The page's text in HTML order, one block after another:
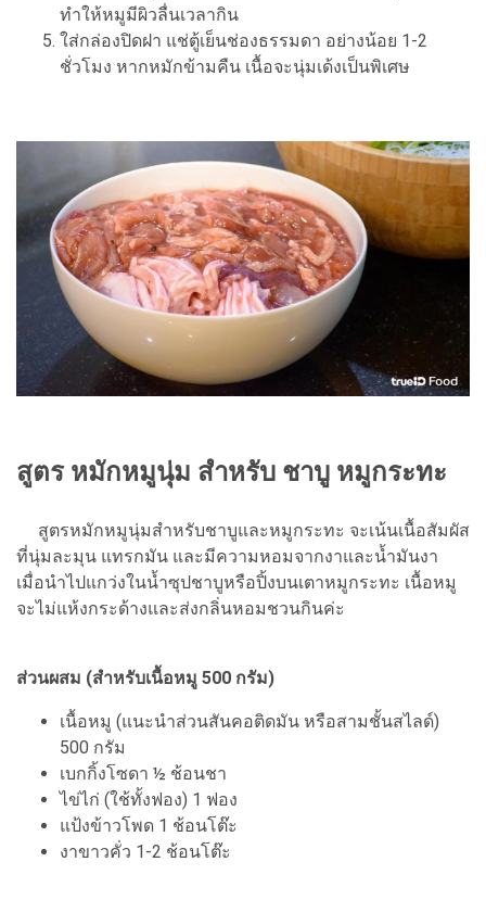
ทำให้หมูมีผิวลื่นเวลากิน
ใส่กล่องปิดฝา แช่ตู้เย็นช่องธรรมดา อย่างน้อย 1-2
ชั่วโมง หากหมักข้ามคืน เนื้อจะนุ่มเด้งเป็นพิเศษ
สูตร หมักหมูนุ่ม สําหรับ ชาบู หมูกระทะ
สูตรหมักหมูนุ่มสำหรับชาบูและหมูกระทะ จะเน้นเนื้อสัมผัส
ที่นุ่มละมุน แทรกมัน และมีความหอมจากงาและน้ำมันงา
เมื่อนำไปแกว่งในน้ำซุปชาบูหรือปิ้งบนเตาหมูกระทะ เนื้อหมู
จะไม่แห้งกระด้างและส่งกลิ่นหอมชวนกินค่ะ
ส่วนผสม (สำหรับเนื้อหมู 500 กรัม)
เนื้อหมู (แนะนำส่วนสันคอติดมัน หรือสามชั้นสไลด์)
500 กรัม
เบกกิ้งโซดา ½ ช้อนชา
ไข่ไก่ (ใช้ทั้งฟอง) 1 ฟอง
แป้งข้าวโพด 1 ช้อนโต๊ะ
งาขาวคั่ว 1-2 ช้อนโต๊ะ